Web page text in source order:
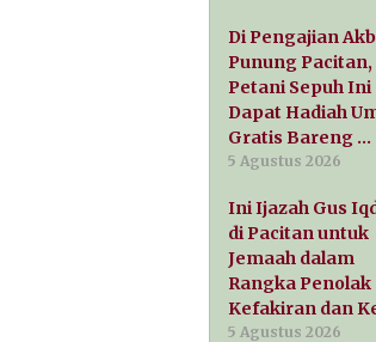
Di Pengajian
Punung Pacitan,
Petani Sepuh Ini
Dapat Hadiah
Gratis Bareng …
5 Agustus 2026
Ini Ijazah Gus
di Pacitan untuk
Jemaah dalam
Rangka Penolak
Kefakiran dan
5 Agustus 2026